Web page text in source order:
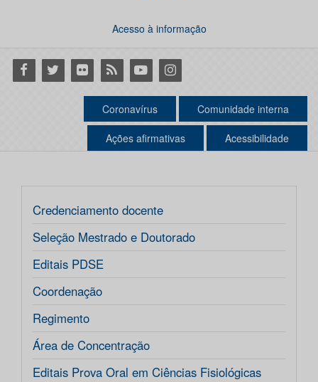
Acesso à informação
Facebook
Twitter Flickr RSS YoutubeInstagram
Coronavírus Comunidade interna
Ações afirmativas Acessibilidade
Credenciamento docente
Seleção Mestrado e Doutorado
Editais PDSE
Coordenação
Regimento
Área de Concentração
Editais Prova Oral em Ciências Fisiológicas